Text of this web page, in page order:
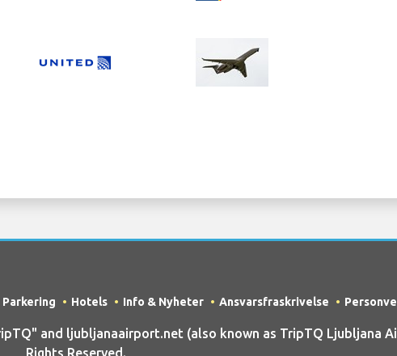
Parkering Hotels Info & Nyheter Ansvarsfraskrivelse
and ljubljanaairport.net (also known as TripTQ Ljubljana
Rights Reserved.